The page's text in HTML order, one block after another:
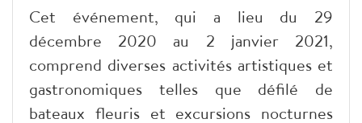
Cet événement, qui a lieu du 29
décembre 2020 au 2 janvier 2021,
comprend diverses activités artistiques et
gastronomiques telles que défilé de
bateaux fleuris et excursions nocturnes